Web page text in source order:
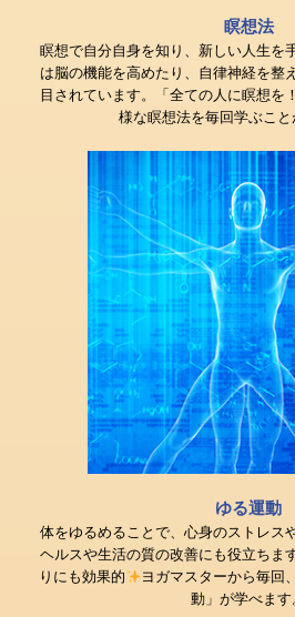
瞑想法
瞑想で自分自身を知り、新しい人生を
は脳の機能を高めたり、自律神経を整
目されています。「全ての人に瞑想を
様な瞑想法を毎回学ぶこと
ゆる運動
体をゆるめることで、心身のストレス
ヘルスや生活の質の改善にも役立ちま
りにも効果的
ヨガマスターから毎回
動」が学べます